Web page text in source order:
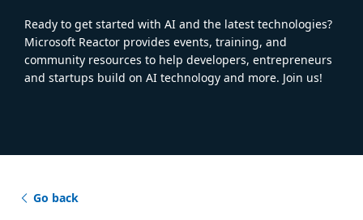
Ready to get started with AI and the latest technologies?
Microsoft Reactor provides events, training, and
community resources to help developers, entrepreneurs
and startups build on AI technology and more. Join us!
Go back